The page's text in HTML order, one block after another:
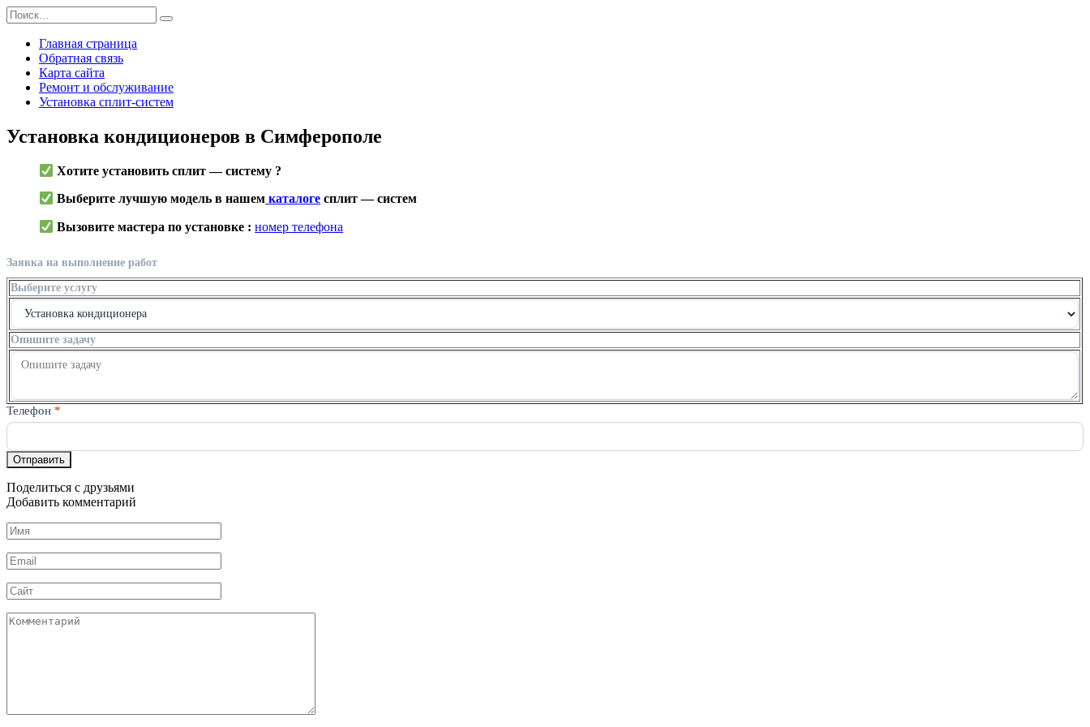
Перейти
к
содержанию
Search
for:
Главная страница
Обратная связь
Карта сайта
Ремонт и обслуживание
Установка сплит-систем
Установка кондиционеров в Симферополе
Хотите установить сплит — систему ?
Выберите лучшую модель в нашем каталоге сплит — систем
Вызовите мастера по установке : номер телефона
Заявка на выполнение работ
Выберите услугу
Опишите задачу
Телефон *
Отправить
вы
человек,
оставьте
поле
пустым.
Поделиться с друзьями
Добавить комментарий
Имя
*
Email
*
Сайт
Комментарий